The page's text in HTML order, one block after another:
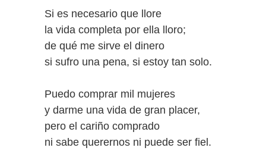
Si es necesario que llore
la vida completa por ella lloro;
de qué me sirve el dinero
si sufro una pena, si estoy tan solo.
Puedo comprar mil mujeres
y darme una vida de gran placer,
pero el cariño comprado
ni sabe querernos ni puede ser fiel.